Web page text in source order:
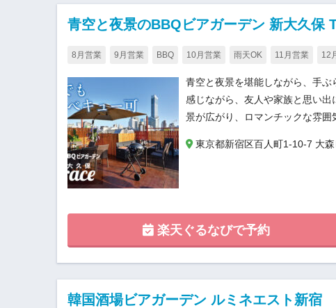
青空と夜景のBBQビアガーデン 新大久保
8月営業 9月営業 BBQ 10月営業 雨天OK 11月営業 12
青空と夜景を堪能しながら、手
感じながら、友人や家族と思い
景が広がり、ロマンチックな雰囲
東京都新宿区百人町1-10-7 大森
楽天ぐるなびで予約
韓国酒場ビアガーデン ルミネエスト新宿